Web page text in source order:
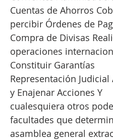
Cuentas de Ahorros
percibir Órdenes de
Compra de Divisas
operaciones
Constituir Garantías
Representación
y Enajenar Acciones Y
cualesquiera otros
facultades que
asamblea general